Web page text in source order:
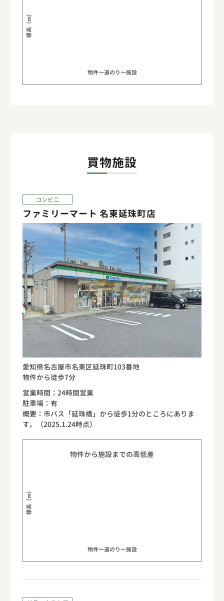
標高（m）
物件〜道のり〜施設
買物施設
コンビ二
ファミリーマート 名東延珠町店
愛知県名古屋市名東区延珠町103番地
物件から徒歩7分
営業時間：24時間営業
駐車場：有
概要：市バス「延珠橋」から徒歩1分のところにありま
す。（2025.1.24時点）
物件から施設までの高低差
標高（m）
物件〜道のり〜施設